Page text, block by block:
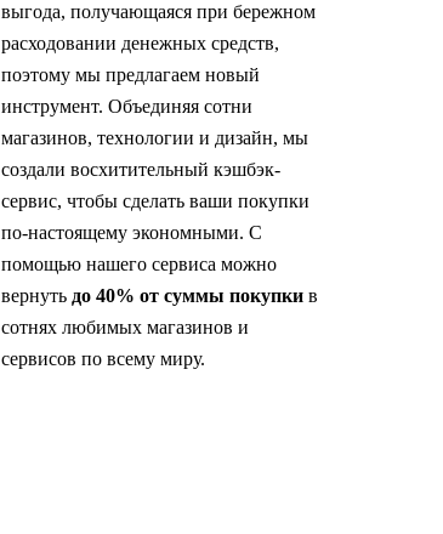
выгода, получающаяся при бережном
расходовании денежных средств,
поэтому мы предлагаем новый
инструмент. Объединяя сотни
магазинов, технологии и дизайн, мы
создали восхитительный кэшбэк-
сервис, чтобы сделать ваши покупки
по-настоящему экономными. С
помощью нашего сервиса можно
вернуть до 40% от суммы покупкив
сотнях любимых магазинов и
сервисов по всему миру.